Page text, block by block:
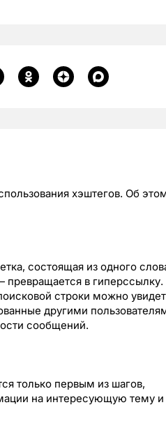
хэштегов. Об
состоящая из одного
превращается в
строки можно
другими
сообщений.
только первым из шагов,
на интересующую тему и